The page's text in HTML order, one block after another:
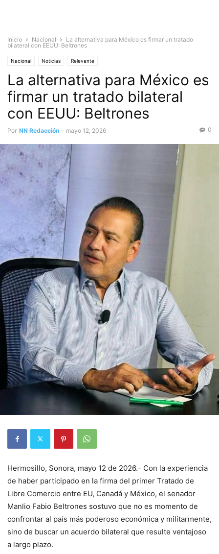
Inicio Nacional
La alternativa para México es firmar un tratado
bilateral con EEUU: Beltrones
Nacional Noticias Relevante
La alternativa para México es
firmar un tratado bilateral
con EEUU: Beltrones
Por NN Redacción - mayo 12, 2026 0
Hermosillo, Sonora, mayo 12 de 2026.- Con la experiencia
de haber participado en la firma del primer Tratado de
Libre Comercio entre EU, Canadá y México, el senador
Manlio Fabio Beltrones sostuvo que no es momento de
confrontar al país más poderoso económica y militarmente,
sino de buscar un acuerdo bilateral que resulte ventajoso
a largo plazo.